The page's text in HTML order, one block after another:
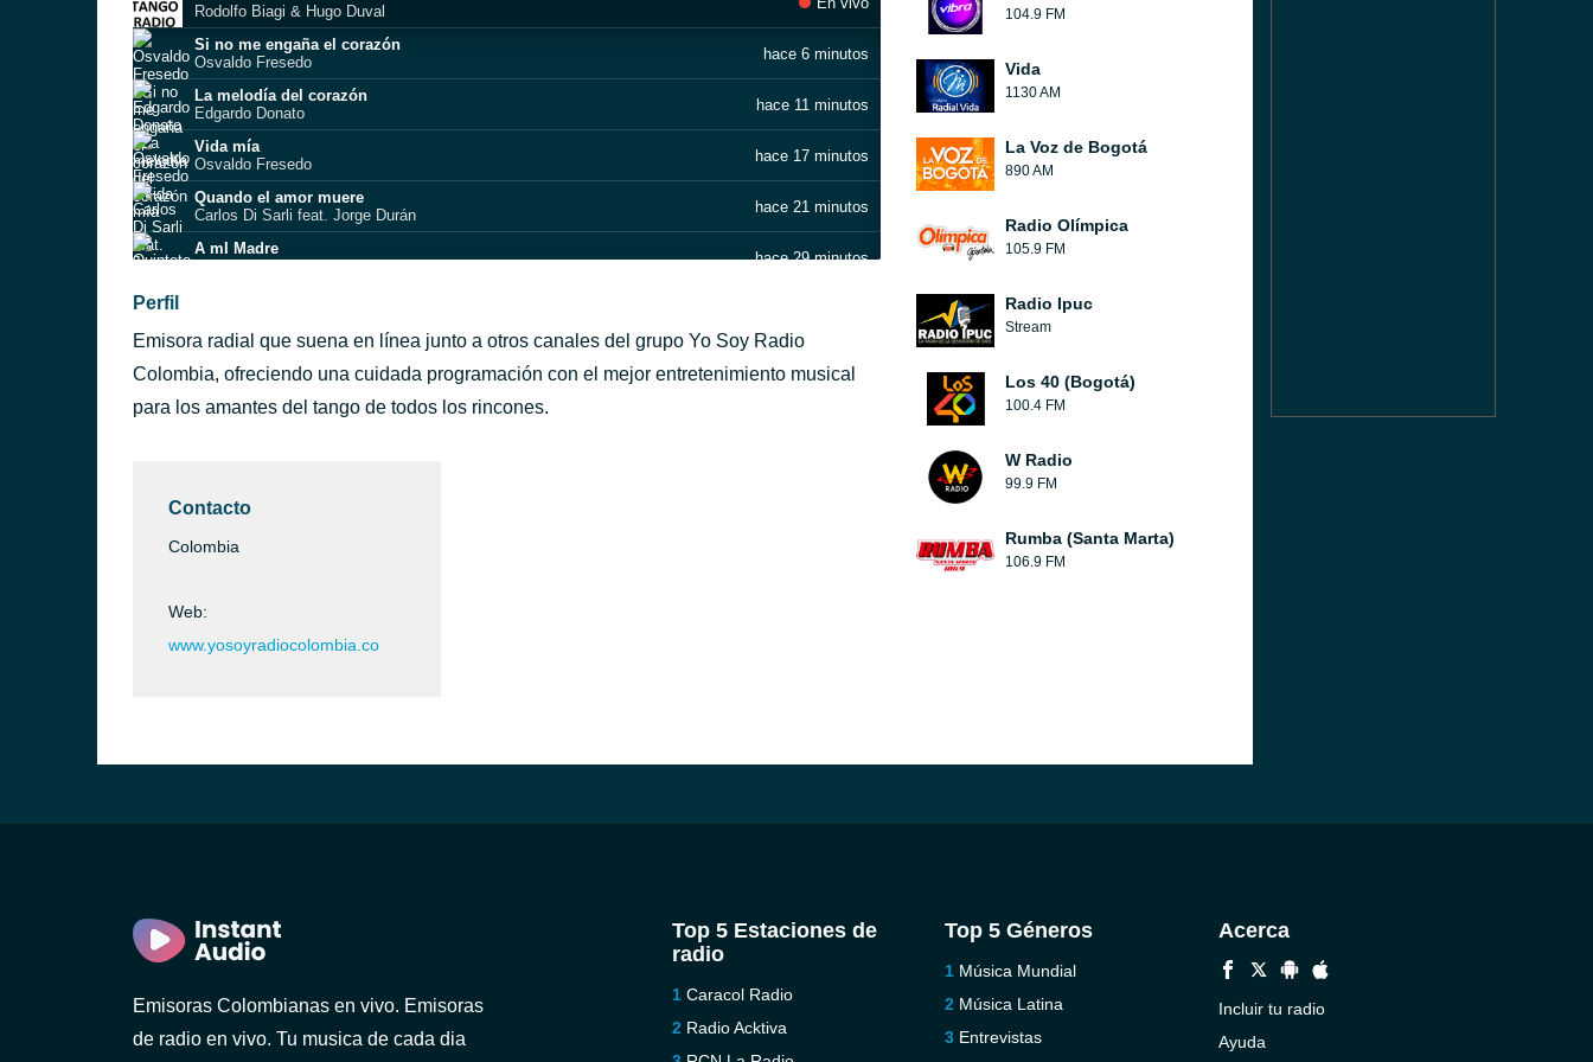
Rodolfo Biagi & Hugo Duval
Si no me engaña el corazón
Osvaldo Fresedo
hace 6 minutos
La melodía del corazón
Edgardo Donato
hace 11 minutos
Vida mía
Osvaldo Fresedo
hace 17 minutos
Quando el amor muere
Carlos Di Sarli feat. Jorge Durán
hace 21 minutos
A mI Madre
hace 29 minutos
QUIERO VERTE UNA VEZ MÁS
ALFREDO DE ANGELIS, ALBERTO CUELLO
Canta pajarito
Orquesta de Carlos Di Sarli
Perfil
Emisora radial que suena en línea junto a otros canales del grupo Yo Soy Radio
Colombia, ofreciendo una cuidada programación con el mejor entretenimiento musical
para los amantes del tango de todos los rincones.
Contacto
Colombia
Web:
www.yosoyradiocolombia.co
104.9 FM
Vida
1130 AM
La Voz de Bogotá
890 AM
Radio Olímpica
105.9 FM
Radio Ipuc
Stream
Los 40 (Bogotá)
100.4 FM
W Radio
99.9 FM
Rumba (Santa Marta)
106.9 FM
Emisoras Colombianas en vivo. Emisoras
de radio en vivo. Tu musica de cada dia
Top 5 Estaciones de
radio
Caracol Radio
Radio Acktiva
Top 5 Géneros
Música Mundial
Música Latina
Entrevistas
Acerca
Incluir tu radio
Ayuda